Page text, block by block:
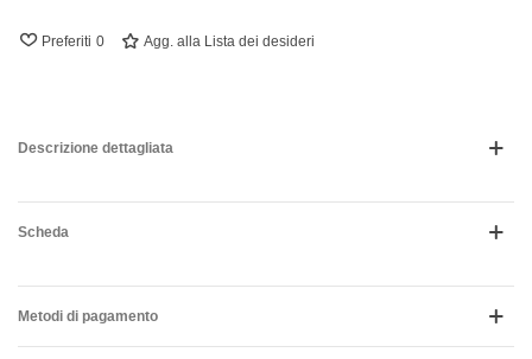
Preferiti 0 Agg. alla Lista dei desideri
Descrizione dettagliata
Scheda
Metodi di pagamento